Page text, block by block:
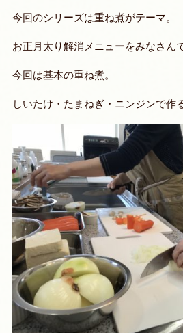
今回のシリーズは重ね煮がテーマ。
お正月太り解消メニューをみなさん
今回は基本の重ね煮。
しいたけ・たまねぎ・ニンジンで作